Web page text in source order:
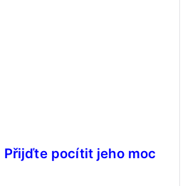
Přijďte pocítit jeho moc